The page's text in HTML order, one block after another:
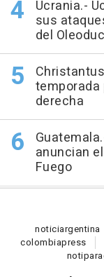
Ucrania.-
sus
del
temporada
derecha
anuncian
Fuego
noticiargentina
colombiapress
noti